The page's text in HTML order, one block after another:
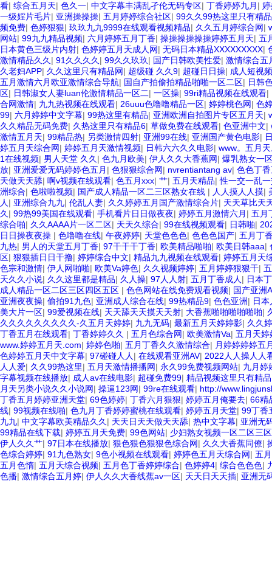
看| 综合五月天| 色久一| 中文字幕丰满乱孑伦无码专区| 丁香婷婷九月 |
一级婬片毛片| 亚洲操操操| 五月婷婷综合社区| 99久久99热这里只有精品
频免费| 色婷狠狠| 玖玖九九9999在线观看视频精品| 久久五月婷综合网|
网站| 99九九精品视频| 六月婷婷五月丁香| 操操操操操操婷婷五月天| 五
日本黄色三级片内射| 色婷婷五月天成人网| 无码日本精品XXXXXXXXX|
激情精品久久 | 91久久久久 | 99久久玖玖| 国产日韩欧美性爱| 激情综合五
久老妇APP| 久久这里只有精品网| 超级碰 久久9| 超碰日日操| 成人短视
五月激情六月欧亚激情综合导航| 国自产拍偷拍精品啪啪一区二区| 日韩
区| 日韩淑女人妻luan伦激情精品一区二| 一区操| 99ri精品视频在线观看|
合网激情| 九九热视频在线观看| 26uuu色噜噜精品一区| 婷婷桃色网| 色
99| 六月婷婷中文字幕| 99热这里有精品| 亚洲欧洲自拍图片专区五月天|
久久精品无码免费| 久热这里只有精品6| 草做免费在线观看| 色亚洲中文|
激情五月天| 99精品热| 另类激情四射| 亚洲99在线| 亚洲国产黄色电影|
婷五月天综合网| 婷婷五月天激情视频| 日韩六六久久电影| www。五月
1在线视频| 男人天堂 久久 | 色九月欧美| 伊人久久大香蕉网| 爆乳熟女一
放| 亚洲爱爱无码婷婷色五月 | 色狠狠综合网| nvrentiantang av| 色色丁
天做天天舔| 啊v视频在线观看| 色五月xxx| 艹| 五月天精品|性一交一乱
洲综合| 色啦啦视频| 国产成人精品一区二三区熟女在线 | 人人摸人人摸|
人 | 亚洲综合九九| 伦乱人妻| 久久婷婷五月国产激情综合片| 天天草比天
久 | 99热99美国在线观看| 手机看片日日做夜夜| 婷婷五月激情六月 | 五月
综合啪| 久久AAAA片一区二区| 天天久综合| 99在线视频观看| 日韩啪|
日日操夜夜操 | 色噜噜在线| 午夜婷婷| 天堂色色色| 色色色国产| 五月丁
九热| 男人的天堂五月丁香| 97干干干丁香| 欧美精品啪啪| 欧美日韩aaa|
区| 狠狠插日日干撸| 婷婷综合中文| 精品九九视频在线观看| 婷婷五月天
色宗和激情| 伊人网啪啪| 欧美Va婷色| 久久视频婷婷| 五月婷婷狠狠干|
天久久小说| 久久这里都是精品| 久人操| 97人人射| 五月丁香成人 | 日本
成人精品一区二区三区四区五区 | 色色网站在线免费观看视频| 国产亚洲
亚洲夜夜操| 偷拍91九色| 亚洲成人综合在线| 99热精品9| 色色亚洲| 日
美大片一区| 99爱视频在线| 天天舔天天摸天天射| 大香蕉啪啪啪啪啪啪|
久久久久久久久久久-久五月天婷婷| 九九无码| 最新五月天婷婷影| 久久
丁香五月在线观看| 丁香婷婷久久 | 五月色综合网| 欧美激情Va| 五月天婷
www.婷婷五月天.com| 婷婷色啪| 五月丁香久久激情综合| 月婷婷婷婷五
色婷婷五月天中文字幕| 97碰碰人人 | 在线观看亚洲AV| 2022人人操人人
人人爱| 久久99热这里| 五月天激情播播网| 永久99免费视频网站| 九月婷
字幕视频在线播放| 成人av在线电影| 超碰免费99| 精品视频这里只有精品
月天另类小说久久小说网| 操逼123网| 99re在线观看| http://
丁香五月婷婷亚洲天堂| 69色婷婷| 丁香六月狠狠| 婷婷五月俺要去| 66精
线| 99视频在线啪| 色九月丁香婷婷蜜桃在线观看| 婷婷五月天堂| 99丁香
九九| 中文字幕欧美精品久久 | 天天日天天做天天舔| 热中文字幕| 亚洲无
99精品在线下载| 婷婷五月天免费| 99色网站| 少妇熟女视频一区二区三区
伊人久久艹| 97日本在线播放| 狠色狠色狠狠色综合网| 久久大香蕉同僚|
色综合婷婷| 91九色熟女| 9色小视频在线观看| 婷婷色五月天综合网| 五
五月色惰| 五月天综合视频| 五月色丁香婷婷综合| 色婷婷4| 综合色色色|
色播| 激情综合五月婷| 伊人久久大香线蕉av一区| 天天日天天插| 亚洲无